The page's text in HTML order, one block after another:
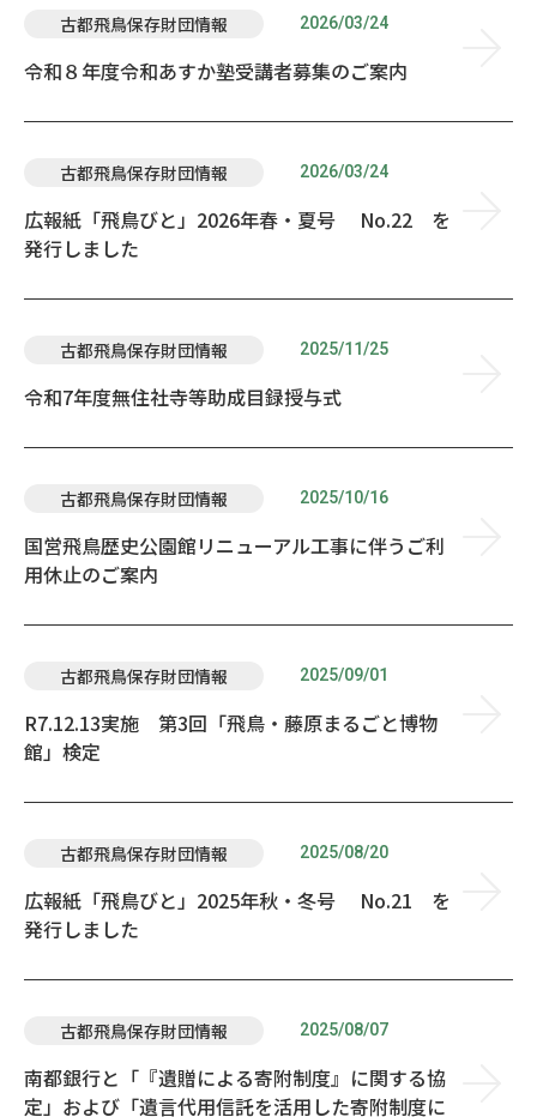
古都飛鳥保存財団情報 2026/03/24
令和８年度令和あすか塾受講者募集のご案内
古都飛鳥保存財団情報 2026/03/24
広報紙「飛鳥びと」2026年春・夏号 No.22 を
発行しました
古都飛鳥保存財団情報 2025/11/25
令和7年度無住社寺等助成目録授与式
古都飛鳥保存財団情報 2025/10/16
国営飛鳥歴史公園館リニューアル工事に伴うご利
用休止のご案内
古都飛鳥保存財団情報 2025/09/01
R7.12.13実施 第3回「飛鳥・藤原まるごと博物
館」検定
古都飛鳥保存財団情報 2025/08/20
広報紙「飛鳥びと」2025年秋・冬号 No.21 を
発行しました
古都飛鳥保存財団情報 2025/08/07
南都銀行と「『遺贈による寄附制度』に関する協
定」および「遺言代用信託を活用した寄附制度に